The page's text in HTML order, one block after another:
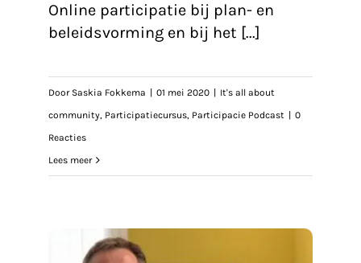
Online participatie bij plan- en
beleidsvorming en bij het [...]
Door Saskia Fokkema 01 mei 2020
It's all about
community, Participatiecursus, Participacie Podcast
0
Reacties
Lees meer